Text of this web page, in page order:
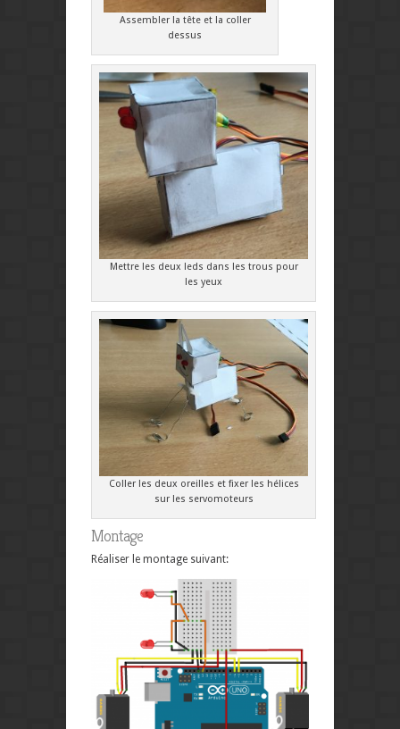
Assembler la tête et la coller
dessus
Mettre les deux leds dans les trous pour
les yeux
Coller les deux oreilles et fixer les hélices
sur les servomoteurs
Montage
Réaliser le montage suivant: